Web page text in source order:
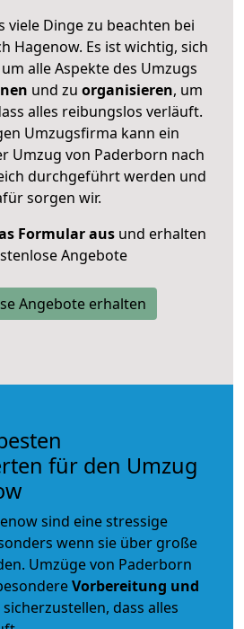
viele Dinge zu beachten bei
Hagenow. Es ist wichtig, sich
alle Aspekte des Umzugs
und zu organisieren, um
alles reibungslos verläuft.
Umzugsfirma kann ein
Umzug von Paderborn nach
durchgeführt werden und
sorgen wir.
Formular ausund erhalten
Angebote
Angebote erhalten
für den Umzug
sind eine stressige
wenn sie über große
Umzüge von Paderborn
Vorbereitung und
sicherzustellen, dass alles